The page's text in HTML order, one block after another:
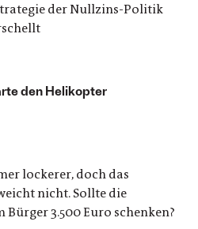
der Nullzins-Politik
den Helikopter
lockerer, doch das
nicht. Sollte die
3.500 Euro schenken?